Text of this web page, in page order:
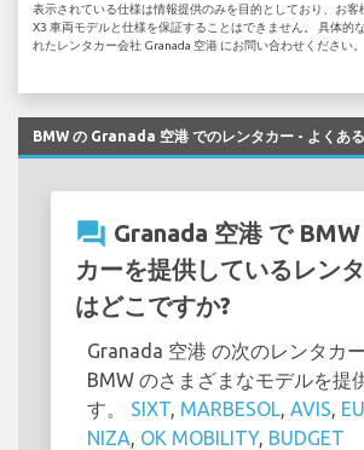
表示されている仕様は情報提供のみを目的としており、お客
X3 車両モデルと仕様を保証することはできません。 具体的
れたレンタカー会社 Granada 空港 にお問い合わせください。
BMW の Granada 空港 でのレンタカー - よくあ
question_answer Granada 空港 で
カーを提供しているレン
はどこですか?
Granada 空港 の次のレンタカー
BMW のさまざまなモデルを提
す。 SIXT MARBESOL AVIS
NIZA OK MOBILITY, BUDGET